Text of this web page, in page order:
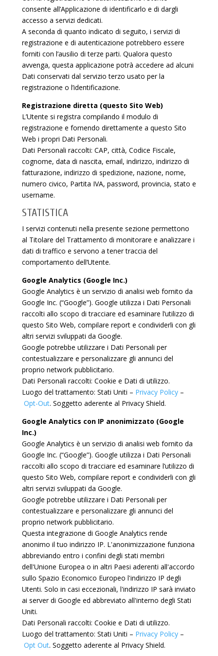
consente all’Applicazione di identificarlo e di dargli
accesso a servizi dedicati.
A seconda di quanto indicato di seguito, i servizi di
registrazione e di autenticazione potrebbero essere
forniti con l’ausilio di terze parti. Qualora questo
avvenga, questa applicazione potrà accedere ad alcuni
Dati conservati dal servizio terzo usato per la
registrazione o l’identificazione.
Registrazione diretta (questo Sito Web)
L’Utente si registra compilando il modulo di
registrazione e fornendo direttamente a questo Sito
Web i propri Dati Personali.
Dati Personali raccolti: CAP, città, Codice Fiscale,
cognome, data di nascita, email, indirizzo, indirizzo di
fatturazione, indirizzo di spedizione, nazione, nome,
numero civico, Partita IVA, password, provincia, stato e
username.
STATISTICA
I servizi contenuti nella presente sezione permettono
al Titolare del Trattamento di monitorare e analizzare i
dati di traffico e servono a tener traccia del
comportamento dell’Utente.
Google Analytics (Google Inc.)
Google Analytics è un servizio di analisi web fornito da
Google Inc. (“Google”). Google utilizza i Dati Personali
raccolti allo scopo di tracciare ed esaminare l’utilizzo di
questo Sito Web, compilare report e condividerli con gli
altri servizi sviluppati da Google.
Google potrebbe utilizzare i Dati Personali per
contestualizzare e personalizzare gli annunci del
proprio network pubblicitario.
Dati Personali raccolti: Cookie e Dati di utilizzo.
Luogo del trattamento: Stati Uniti – Privacy Policy–
Opt-Out. Soggetto aderente al Privacy Shield.
Google Analytics con IP anonimizzato (Google
Inc.)
Google Analytics è un servizio di analisi web fornito da
Google Inc. (“Google”). Google utilizza i Dati Personali
raccolti allo scopo di tracciare ed esaminare l’utilizzo di
questo Sito Web, compilare report e condividerli con gli
altri servizi sviluppati da Google.
Google potrebbe utilizzare i Dati Personali per
contestualizzare e personalizzare gli annunci del
proprio network pubblicitario.
Questa integrazione di Google Analytics rende
anonimo il tuo indirizzo IP. L'anonimizzazione funziona
abbreviando entro i confini degli stati membri
dell'Unione Europea o in altri Paesi aderenti all'accordo
sullo Spazio Economico Europeo l'indirizzo IP degli
Utenti. Solo in casi eccezionali, l'indirizzo IP sarà inviato
ai server di Google ed abbreviato all'interno degli Stati
Uniti.
Dati Personali raccolti: Cookie e Dati di utilizzo.
Luogo del trattamento: Stati Uniti – Privacy Policy–
Opt Out. Soggetto aderente al Privacy Shield.